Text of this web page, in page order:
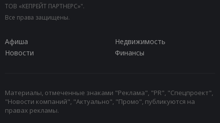
ТОВ «КЕПРЕЙТ ПАРТНЕРС»".
Все права защищены.
Афиша
Недвижимость
Новости
Финансы
Материалы, отмеченные знаками "Реклама", "PR", "Спецпроект",
"Новости компаний", "Актуально", "Промо", публикуются на
правах рекламы.